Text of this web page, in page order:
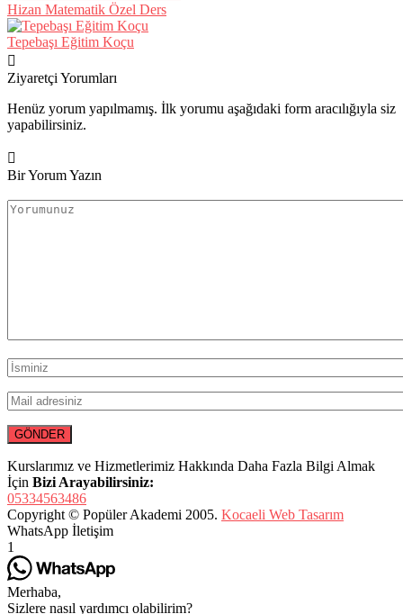
Hizan Matematik Özel Ders
Tepebaşı Eğitim Koçu
Ziyaretçi Yorumları
Henüz yorum yapılmamış. İlk yorumu aşağıdaki form aracılığıyla siz
yapabilirsiniz.
Bir Yorum Yazın
Kurslarımız ve Hizmetlerimiz Hakkında Daha Fazla Bilgi Almak
İçin Bizi Arayabilirsiniz:
05334563486
Copyright © Popüler Akademi 2005. Kocaeli Web Tasarım
WhatsApp İletişim
1
Merhaba,
Sizlere nasıl yardımcı olabilirim?